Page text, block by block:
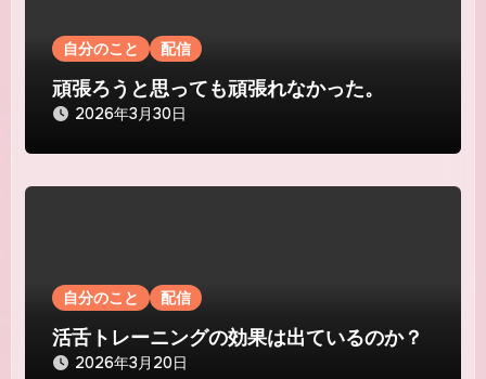
ン自分のこと 配信
頑張ろうと思っても頑張れなかった。
2026年3月30日
自分のこと 配信
活舌トレーニングの効果は出ているのか？
2026年3月20日